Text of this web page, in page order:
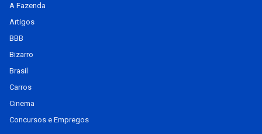
A Fazenda
Artigos
BBB
Bizarro
Brasil
Carros
Cinema
Concursos e Empregos